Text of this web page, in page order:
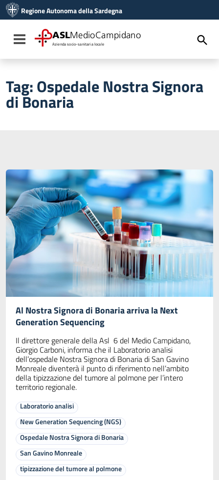
Vai al menu di navigazione
Vai al footer
Regione Autonoma della Sardegna
Toggle navigation
ASLMedioCampidano
Azienda socio-sanitaria locale
Tag:Ospedale Nostra Signora
di Bonaria
Al Nostra Signora di Bonaria arriva la Next
Generation Sequencing
Il direttore generale della Asl 6 del Medio Campidano,
Giorgio Carboni, informa che il Laboratorio analisi
dell’ospedale Nostra Signora di Bonaria di San Gavino
Monreale diventerà il punto di riferimento nell’ambito
della tipizzazione del tumore al polmone per l’intero
territorio regionale.
Laboratorio analisi
New Generation Sequencing (NGS)
Ospedale Nostra Signora di Bonaria
San Gavino Monreale
tipizzazione del tumore al polmone